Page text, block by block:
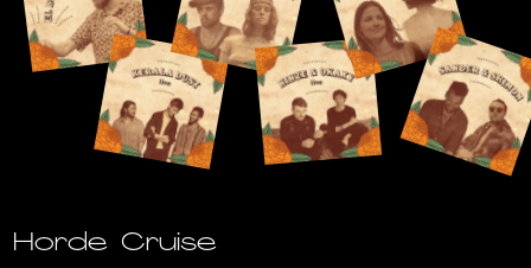
Horde Cruise